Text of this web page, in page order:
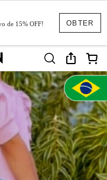
OBTER
de 15% OFF!